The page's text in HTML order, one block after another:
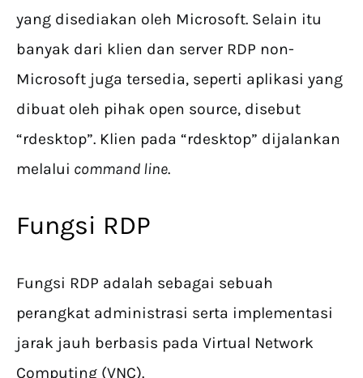
yang disediakan oleh Microsoft. Selain itu
banyak dari klien dan server RDP non-
Microsoft juga tersedia, seperti aplikasi yang
dibuat oleh pihak open source, disebut
“rdesktop”. Klien pada “rdesktop” dijalankan
melalui command line.
Fungsi RDP
Fungsi RDP adalah sebagai sebuah
perangkat administrasi serta implementasi
jarak jauh berbasis pada Virtual Network
Computing (VNC).